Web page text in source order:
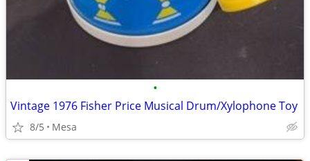
•
Vintage 1976 Fisher Price Musical Drum/Xylophone Toy
8/5 Mesa